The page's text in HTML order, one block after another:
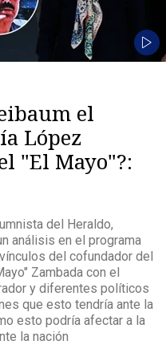
el
López
"El Mayo"?:
del Heraldo,
análisis en el programa
del cofundador del
Zambada con el
y diferentes políticos
que esto tendría ante la
esto podría afectar a la
la nación